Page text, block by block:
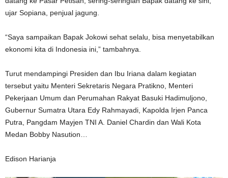
ujar Sopiana, penjual jagung.
“Saya sampaikan Bapak Jokowi sehat selalu, bisa menyetabilkan
ekonomi kita di Indonesia ini,” tambahnya.
Turut mendampingi Presiden dan Ibu Iriana dalam kegiatan
tersebut yaitu Menteri Sekretaris Negara Pratikno, Menteri
Pekerjaan Umum dan Perumahan Rakyat Basuki Hadimuljono,
Gubernur Sumatra Utara Edy Rahmayadi, Kapolda Irjen Panca
Putra, Pangdam Mayjen TNI A. Daniel Chardin dan Wali Kota
Medan Bobby Nasution…
Edison Harianja